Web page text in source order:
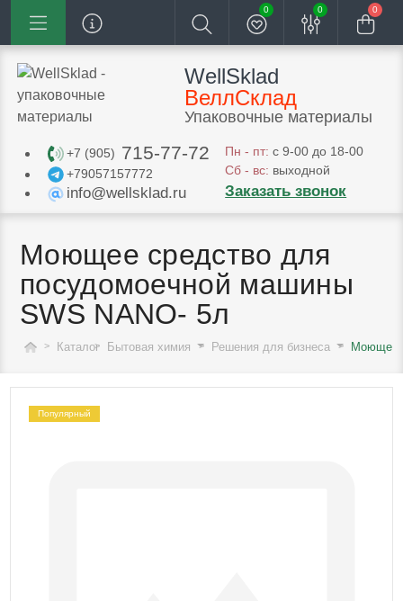
0 0 0
WellSklad
ВеллСклад
Упаковочные материалы
+7 (905) 715-77-72
+79057157772
info@wellsklad.ru
Пн - пт: с 9-00 до 18-00
Сб - вс: выходной
Заказать звонок
Моющее средство для
посудомоечной машины
SWS NANO- 5л
Каталог Бытовая химия Решения для бизнеса Моющее
Популярный